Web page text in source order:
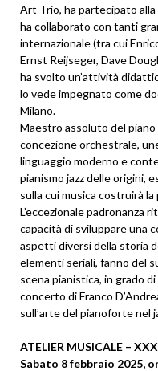
Art Trio, ha partecipato
ha collaborato con tanti
internazionale (tra cui
Ernst Reijseger, Dave
ha svolto un’attività
lo vede impegnato come
Milano.
Maestro assoluto del
concezione orchestrale,
linguaggio moderno e
pianismo jazz delle origini,
sulla cui musica costruirà
L’eccezionale padronanza
capacità di sviluppare una
aspetti diversi della storia
elementi seriali, fanno del
scena pianistica, in grado
concerto di Franco
sull’arte del pianoforte nel
ATELIER MUSICALE –
Sabato 8 febbraio 2025,